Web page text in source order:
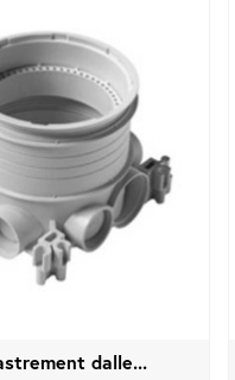
dalle...